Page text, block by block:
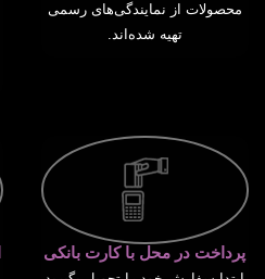
محصولات از نمایندگی‌های رسمی
تهیه شده‌اند.
پرداخت در محل با کارت بانکی